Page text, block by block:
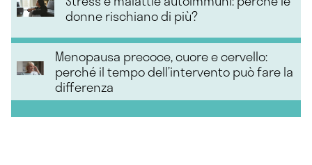
donne rischiano di più?
Menopausa precoce, cuore e cervello:
perché il tempo dell’intervento può fare la
differenza